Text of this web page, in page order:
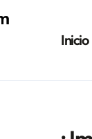
Inicio